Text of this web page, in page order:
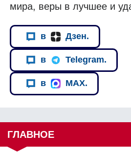
мира, веры в лучшее и
в Дзен.
в Telegram.
в MAX.
ГЛАВНОЕ